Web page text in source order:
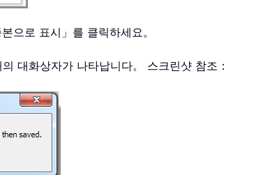
로 표시」를 클릭하세요。
대화상자가 나타납니다。 스크린샷 참조：